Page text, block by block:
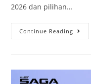
2026 dan pilihan…
Continue Reading